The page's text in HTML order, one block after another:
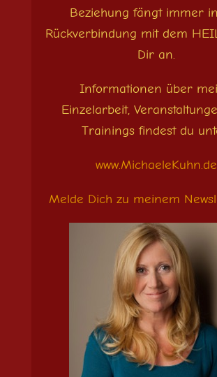
Beziehung fängt immer
Rückverbindung mit dem
Dir an.
Informationen über
Einzelarbeit,
Trainings findest du
www.MichaeleKuhn.de
Melde Dich zu meinem